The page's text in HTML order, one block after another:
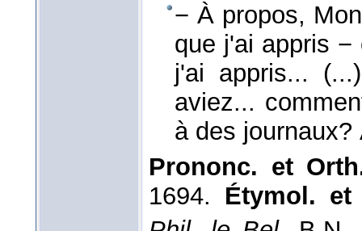
− À propos,
que j'ai appris
j'ai appris...
aviez...
à des journaux?
Prononc. et
1694. Étymol.